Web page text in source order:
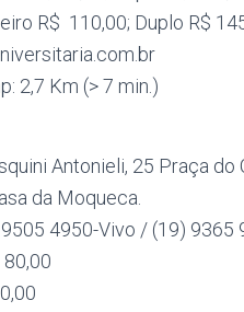
R$ 110,00; Duplo R$
2,7 Km (> 7 min.)
Antonieli, 25 Praça
da Moqueca.
4950-Vivo / (19) 9365
80,00